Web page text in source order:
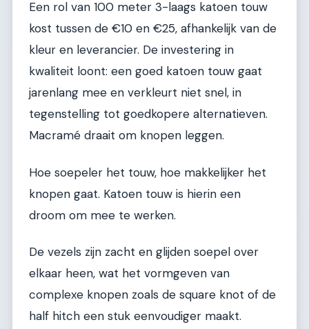
Een rol van 100 meter 3-laags katoen touw
kost tussen de €10 en €25, afhankelijk van de
kleur en leverancier. De investering in
kwaliteit loont: een goed katoen touw gaat
jarenlang mee en verkleurt niet snel, in
tegenstelling tot goedkopere alternatieven.
Macramé draait om knopen leggen.
Hoe soepeler het touw, hoe makkelijker het
knopen gaat. Katoen touw is hierin een
droom om mee te werken.
De vezels zijn zacht en glijden soepel over
elkaar heen, wat het vormgeven van
complexe knopen zoals de square knot of de
half hitch een stuk eenvoudiger maakt.